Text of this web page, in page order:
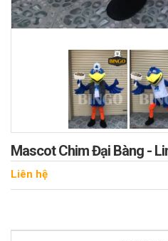
Mascot Chim Đại Bàng -
Liên hệ